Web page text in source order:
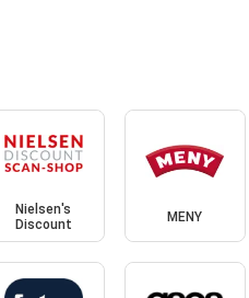
Nielsen's
Discount
MENY